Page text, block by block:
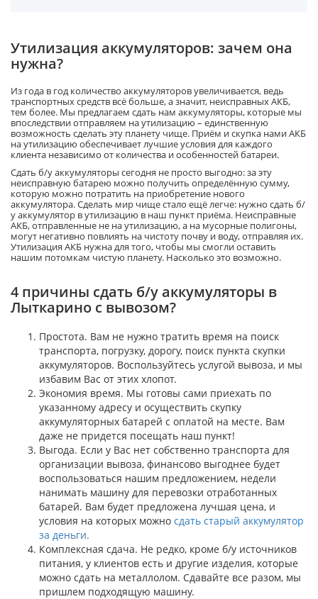
Утилизация аккумуляторов: зачем она
нужна?
Из года в год количество аккумуляторов увеличивается, ведь
транспортных средств всё больше, а значит, неисправных АКБ,
тем более. Мы предлагаем сдать нам аккумуляторы, которые мы
впоследствии отправляем на утилизацию – единственную
возможность сделать эту планету чище. Приём и скупка нами АКБ
на утилизацию обеспечивает лучшие условия для каждого
клиента независимо от количества и особенностей батареи.
Сдать б/у аккумуляторы сегодня не просто выгодно: за эту
неисправную батарею можно получить определённую сумму,
которую можно потратить на приобретение нового
аккумулятора. Сделать мир чище стало ещё легче: нужно сдать б/
у аккумулятор в утилизацию в наш пункт приёма. Неисправные
АКБ, отправленные не на утилизацию, а на мусорные полигоны,
могут негативно повлиять на чистоту почву и воду, отправляя их.
Утилизация АКБ нужна для того, чтобы мы смогли оставить
нашим потомкам чистую планету. Насколько это возможно.
4 причины сдать б/у аккумуляторы в
Лыткарино с вывозом?
Простота. Вам не нужно тратить время на поиск
транспорта, погрузку, дорогу, поиск пункта скупки
аккумуляторов. Воспользуйтесь услугой вывоза, и мы
избавим Вас от этих хлопот.
Экономия время. Мы готовы сами приехать по
указанному адресу и осуществить скупку
аккумуляторных батарей с оплатой на месте. Вам
даже не придется посещать наш пункт!
Выгода. Если у Вас нет собственно транспорта для
организации вывоза, финансово выгоднее будет
воспользоваться нашим предложением, недели
нанимать машину для перевозки отработанных
батарей. Вам будет предложена лучшая цена, и
условия на которых можно сдать старый аккумулятор
за деньги.
Комплексная сдача. Не редко, кроме б/у источников
питания, у клиентов есть и другие изделия, которые
можно сдать на металлолом. Сдавайте все разом, мы
пришлем подходящую машину.